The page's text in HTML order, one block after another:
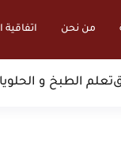
من نحن
تعلم الطبخ و